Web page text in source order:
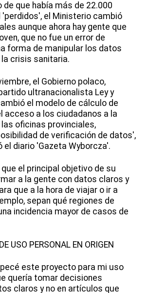
de que había más de 22.000
el Ministerio cambió
aunque ahora hay gente que
que no fue un error de
forma de manipular los datos
crisis sanitaria.
el Gobierno polaco,
ultranacionalista Ley y
el modelo de cálculo de
acceso a los ciudadanos a la
oficinas provinciales,
de verificación de datos',
el diario 'Gazeta Wyborcza'.
que el principal objetivo de su
a la gente con datos claros y
que a la hora de viajar o ir a
sepan qué regiones de
incidencia mayor de casos de
USO PERSONAL EN ORIGEN
este proyecto para mi uso
quería tomar decisiones
claros y no en artículos que